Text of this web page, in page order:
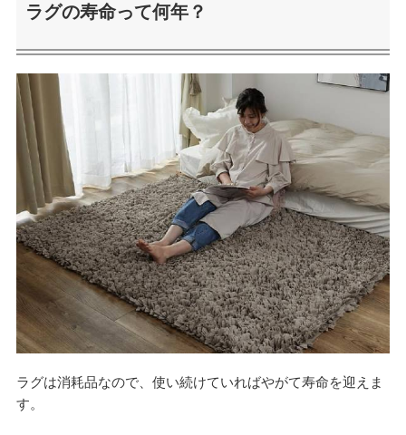
ラグの寿命って何年？
ラグは消耗品なので、使い続けていればやがて寿命を迎えま
す。